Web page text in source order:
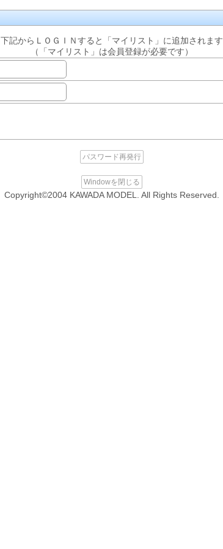
下記からＬＯＧＩＮすると「マイリスト」に追加されます
（「マイリスト」は会員登録が必要です）
パスワード再発行
Windowを閉じる
Copyright©2004 KAWADA MODEL. All Rights Reserved.